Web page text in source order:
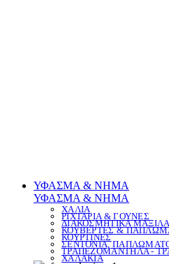
ΥΦΑΣΜΑ & ΝΗΜΑ
ΥΦΑΣΜΑ & ΝΗΜΑ
ΧΑΛΙΑ
ΡΙΧΤΑΡΙΑ & ΓΟΥΝΕΣ
ΔΙΑΚΟΣΜΗΤΙΚΑ
ΚΟΥΒΕΡΤΕΣ &
ΚΟΥΡΤΙΝΕΣ
ΣΕΝΤΟΝΙΑ,
ΤΡΑΠΕΖΟΜΑΝΤΗΛΑ -
ΧΑΛΑΚΙΑ